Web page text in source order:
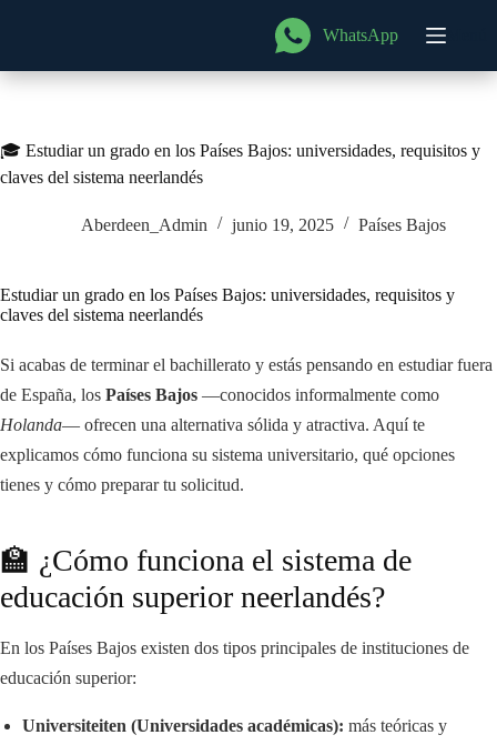
WhatsApp
🎓 Estudiar un grado en los Países Bajos: universidades, requisitos y
claves del sistema neerlandés
Aberdeen_Admin junio 19, 2025 Países Bajos
Estudiar un grado en los Países Bajos: universidades, requisitos y
claves del sistema neerlandés
Si acabas de terminar el bachillerato y estás pensando en estudiar fuera
de España, los Países Bajos —conocidos informalmente como
Holanda— ofrecen una alternativa sólida y atractiva. Aquí te
explicamos cómo funciona su sistema universitario, qué opciones
tienes y cómo preparar tu solicitud.
🏫 ¿Cómo funciona el sistema de
educación superior neerlandés?
En los Países Bajos existen dos tipos principales de instituciones de
educación superior:
Universiteiten (Universidades académicas): más teóricas y